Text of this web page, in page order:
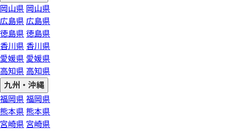
岡山県 岡山県
広島県 広島県
徳島県 徳島県
香川県 香川県
愛媛県 愛媛県
高知県 高知県
九州・沖縄
福岡県 福岡県
熊本県 熊本県
宮崎県 宮崎県